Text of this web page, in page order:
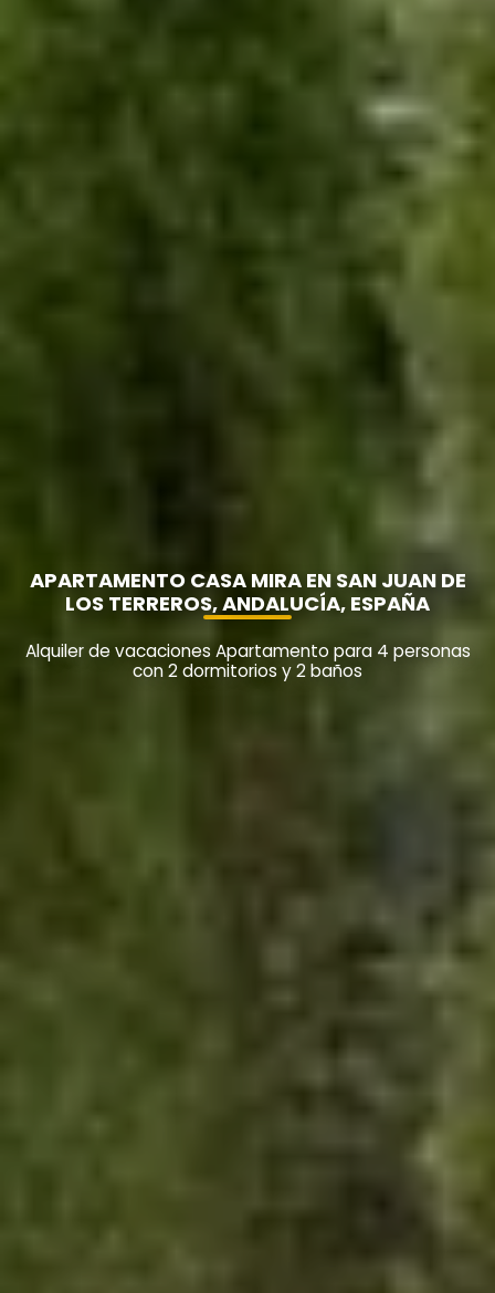
APARTAMENTO CASA MIRA EN SAN JUAN DE
LOS TERREROS, ANDALUCÍA, ESPAÑA
Alquiler de vacaciones Apartamento para 4 personas
con 2 dormitorios y 2 baños